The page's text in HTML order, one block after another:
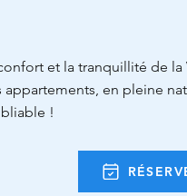
et la tranquillité de
appartements, en pleine
!